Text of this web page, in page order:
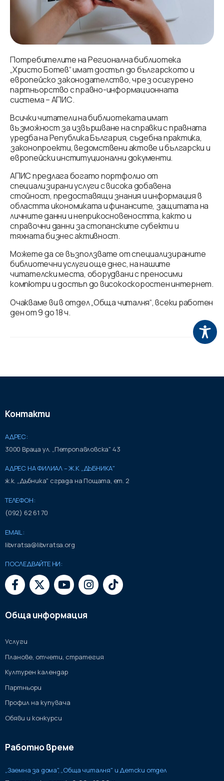
Потребителите на Регионална библиотека
„Христо Ботев“ имат достъп до българското и
европейско законодателство, чрез осигурено
партньорство с правно-информационната
система – АПИС.
Всички читатели на библиотеката имат
възможност за извършване на справки с правната
уредба на Република България, съдебна практика,
законопроекти, ведомствени актове и български и
европейски институционални документи.
АПИС предлага богато портфолио от
специализирани услуги с висока добавена
стойност, предоставящи знания и информация в
областта икономиката и финансите, защитата на
личните данни и неприкосновеността, както и
справочни данни за стопанските субекти и
тяхната бизнес активност.
Можете да се възползвате от специализираните
библиотечни услуги още днес, на нашите
читателски места, оборудвани с преносими
компютри и достъп до високоскоростен интернет.
Очакваме ви в отдел „Обща читалня“, всеки работен
ден от 9 до 18 ч.
Контакти
АДРЕС:
3000 Враца ул. „Петропавловска" 43
АДРЕС НА ФИЛИАЛ – Ж.К „ДЪБНИКА"
ж.к. „Дъбника" сграда на Пощата, ет. 2
ТЕЛЕФОН:
(092) 62 61 70
EMAIL:
libvratsa@libvratsa.org
ПОСЛЕДВАЙТЕ НИ:
Обща информация
Услуги
Планове, отчети, стратегия
Културен календар
Партньори
Профил на купувача
Обяви и конкурси
Работно време
„Заемна за дома", „Обща читалня" и Детски отдел